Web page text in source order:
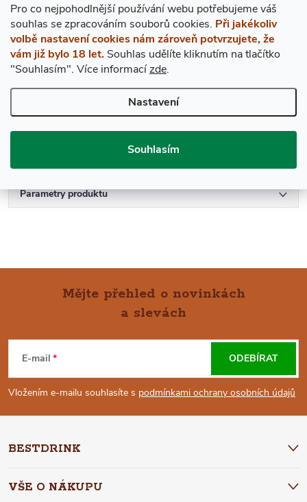
Pro co nejpohodlnější používání webu potřebujeme váš
souhlas se zpracováním souborů cookies. Při jakékoliv
volbě nastavení cookies nám zároveň potvrzujete, že
vám již bylo 18 let. Souhlas udělíte kliknutím na tlačítko
"Souhlasím". Více informacízde.
Nastavení
Souhlasím
Značka: Chateau Clarke
Popis produktu
DETAILNÍ POPIS PRODUKTU
Ročníkové víno 1983
Hladina v láhvi: IN (v hrdle)
Parametry produktu
P
Mějte přehled o novinkách
a slevách
E-mail
Vložením e-mailu souhlasíte s podmínkami ochrany osobních údajů
ODEBÍRAT
BESTDRINK
VŠE O NÁKUPU